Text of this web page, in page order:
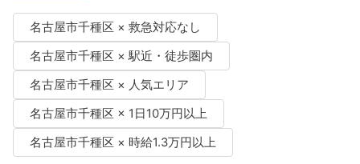
名古屋市千種区 × 救急対応なし
名古屋市千種区 × 駅近・徒歩圏内
名古屋市千種区 × 人気エリア
名古屋市千種区 × 1日10万円以上
名古屋市千種区 × 時給1.3万円以上